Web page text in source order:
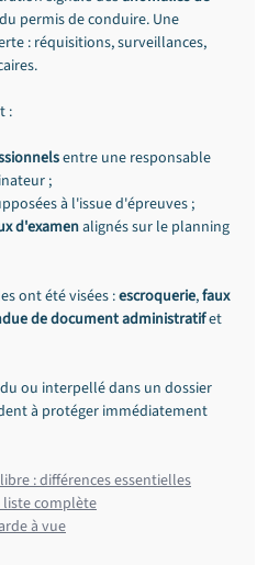
du permis de conduire. Une
: réquisitions, surveillances,
:
entre une responsable
;
à l'issue d'épreuves ;
d'examen alignés sur le planning
ont été visées : escroquerie, faux
de document administratif et
ou interpellé dans un dossier
à protéger immédiatement
: différences essentielles
liste complète
à vue